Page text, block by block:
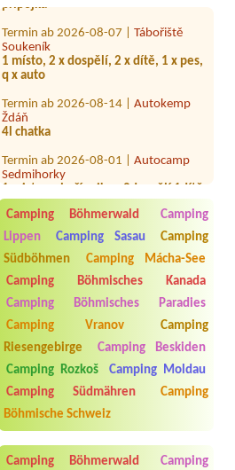
Soukeník
1 místo, 2 x dospělí, 2 x dítě, 1 x pes,
q x auto
Ždáň
4l chatka
Sedmihorky
1 misto s el.přípojkou 2dospělí 1dítě
Termin ab 2026-08-08 |Camping &
Restaurant BEZDREV
2x karavan, 2x el. přípojka, 4x
dospělí, 3x dítě a 1x pes
Termin ab 2026-08-10 |
Kemp pod
Pustevnami
1 místo pro stan a dvě osoby
Termin ab 2026-07-25 |
Kemp a
Štěrkoviště na Krčáku
Termin ab 2026-08-06 |Autokemp
Bílina Kyselka
Camping Böhmerwald
Camping
Lippen
Camping Sasau
Camping
Südböhmen
Camping Mácha-See
Camping Böhmisches Kanada
Camping Böhmisches Paradies
Camping Vranov
Camping
Riesengebirge
Camping Beskiden
Camping Rozkoš
Camping Moldau
Camping Südmähren
Camping
Böhmische Schweiz
Camping Böhmerwald
Camping